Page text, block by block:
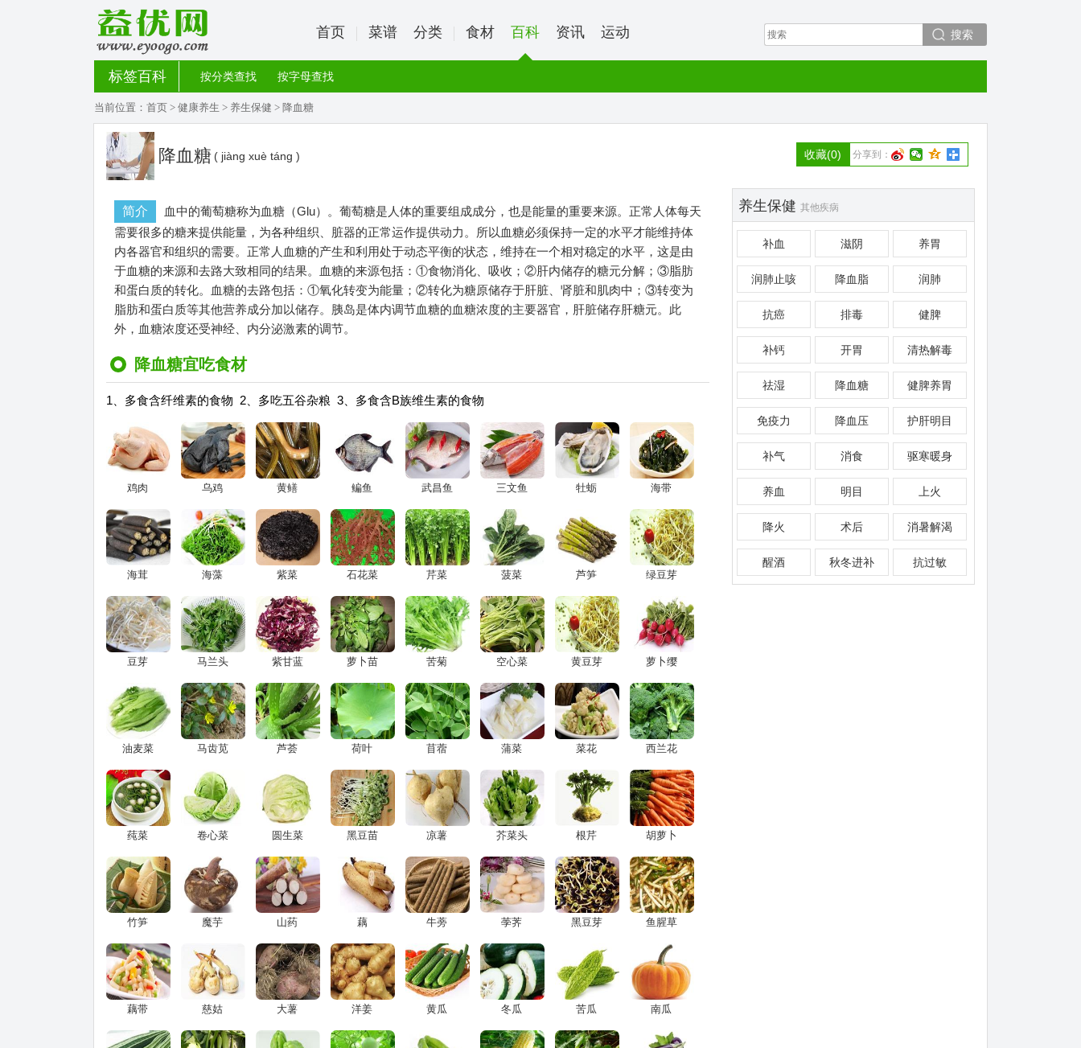
搜索
首页 菜谱 分类 食材 百科 资讯 运动
标签百科 按分类查找 按字母查找
当前位置： 首页 > 健康养生 > 养生保健 > 降血糖
降血糖 ( jiàng xuè táng ) 分享到：
收藏(0)
简介
血中的葡萄糖称为血糖（Glu）。葡萄糖是人体的重要组成成分，也是能量的重要来源。正常人体每天
需要很多的糖来提供能量，为各种组织、脏器的正常运作提供动力。所以血糖必须保持一定的水平才能维持体
内各器官和组织的需要。正常人血糖的产生和利用处于动态平衡的状态，维持在一个相对稳定的水平，这是由
于血糖的来源和去路大致相同的结果。血糖的来源包括：①食物消化、吸收；②肝内储存的糖元分解；③脂肪
和蛋白质的转化。血糖的去路包括：①氧化转变为能量；②转化为糖原储存于肝脏、肾脏和肌肉中；③转变为
脂肪和蛋白质等其他营养成分加以储存。胰岛是体内调节血糖的血糖浓度的主要器官，肝脏储存肝糖元。此
外，血糖浓度还受神经、内分泌激素的调节。
降血糖宜吃食材
1、多食含纤维素的食物 2、多吃五谷杂粮 3、多食含B族维生素的食物
鸡肉 乌鸡 黄鳝 鳊鱼 武昌鱼 三文鱼 牡蛎 海带
海茸 海藻 紫菜 石花菜 芹菜 菠菜 芦笋 绿豆芽
豆芽 马兰头 紫甘蓝 萝卜苗 苦菊 空心菜 黄豆芽 萝卜缨
油麦菜 马齿苋 芦荟 荷叶 苜蓿 蒲菜 菜花 西兰花
莼菜 卷心菜 圆生菜 黑豆苗 凉薯 芥菜头 根芹 胡萝卜
竹笋 魔芋 山药 藕 牛蒡 荸荠 黑豆芽 鱼腥草
藕带 慈姑 大薯 洋姜 黄瓜 冬瓜 苦瓜 南瓜
养生保健 其他疾病
补血 滋阴 养胃
润肺止咳 降血脂 润肺
抗癌 排毒 健脾
补钙 开胃 清热解毒
祛湿 降血糖 健脾养胃
免疫力 降血压 护肝明目
补气 消食 驱寒暖身
养血 明目 上火
降火 术后 消暑解渴
醒酒 秋冬进补 抗过敏